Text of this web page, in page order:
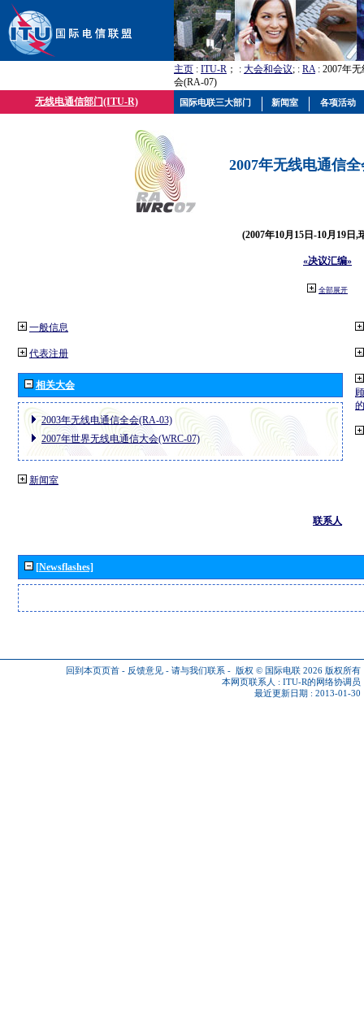
主页 : ITU-R ； : 大会和会议; : RA: 2007年
会(RA-07)
无线电通信部门(ITU-R)
2007年无线电通信
(2007年10月15日-10月19日,
«决议汇编»
全部展开
一般信息
代表注册
相关大会
2003年无线电通信全会(RA-03)
2007年世界无线电通信大会(WRC-07)
新闻室
联系人
[Newsflashes]
回到本页页首 - 反馈意见 - 请与我们联系 - 版权 © 国际电联 2026 版权所有
本网页联系人 : ITU-R的网络协调员
最近更新日期 : 2013-01-30
国际电联三大部门 新闻室 各项活动